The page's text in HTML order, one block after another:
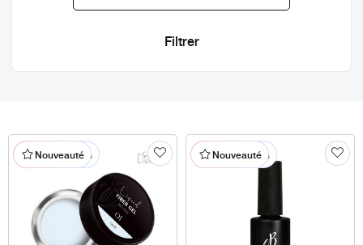
% En promotion
Nouveauté % En promotion
Nouveauté